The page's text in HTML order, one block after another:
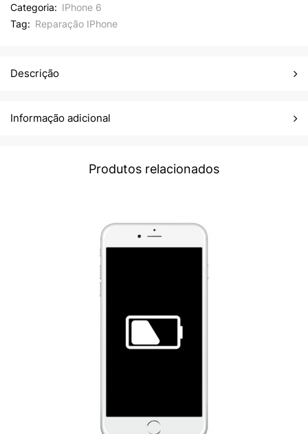
Categoria: IPhone 6
Tag: Reparação IPhone
Descrição
Informação adicional
Produtos relacionados